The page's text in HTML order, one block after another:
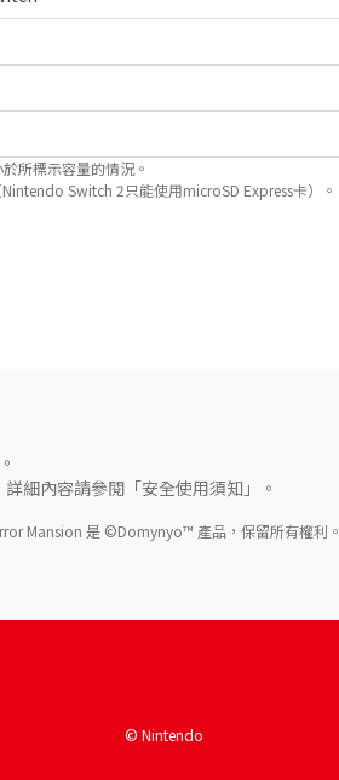
所標示容量的情況。
Switch 2只能使用microSD Express卡）。
細內容請參閱「安全使用須知」。
Mansion 是 ©Domynyo™ 產品，保留所有權利。
© Nintendo